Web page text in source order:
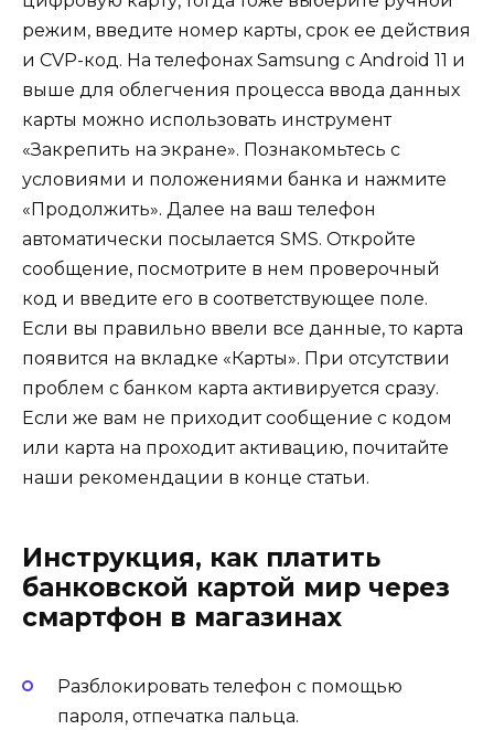
режим, введите номер карты, срок ее действия
и CVP-код. На телефонах Samsung с Android 11 и
выше для облегчения процесса ввода данных
карты можно использовать инструмент
«Закрепить на экране». Познакомьтесь с
условиями и положениями банка и нажмите
«Продолжить». Далее на ваш телефон
автоматически посылается SMS. Откройте
сообщение, посмотрите в нем проверочный
код и введите его в соответствующее поле.
Если вы правильно ввели все данные, то карта
появится на вкладке «Карты». При отсутствии
проблем с банком карта активируется сразу.
Если же вам не приходит сообщение с кодом
или карта на проходит активацию, почитайте
наши рекомендации в конце статьи.
Инструкция, как платить
банковской картой мир через
смартфон в магазинах
Разблокировать телефон с помощью
пароля, отпечатка пальца.